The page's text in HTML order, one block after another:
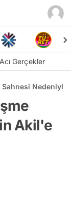
Acı Gerçekler
Sahnesi
Akil'e